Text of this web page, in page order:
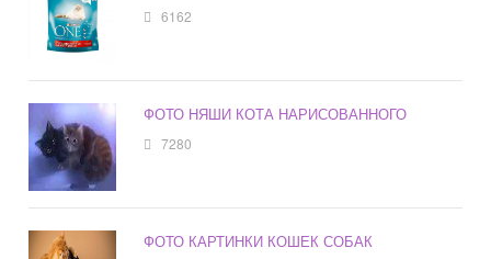
6162
ФОТО НЯШИ КОТА НАРИСОВАННОГО
7280
ФОТО КАРТИНКИ КОШЕК СОБАК